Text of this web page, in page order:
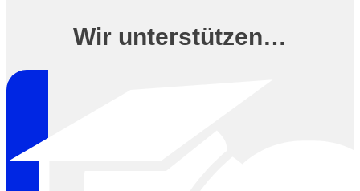
Wir unterstützen…